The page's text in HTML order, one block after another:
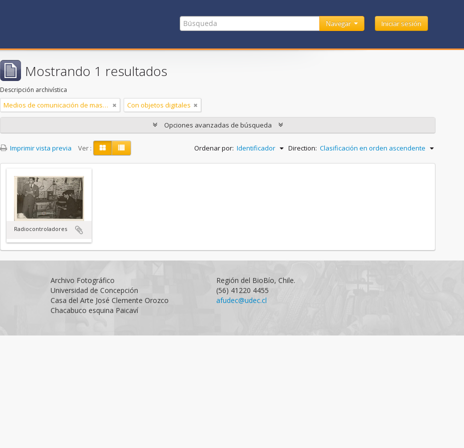
Iniciar sesión
Navegar
Mostrando 1 resultados
Descripción archivística
Medios de comunicación de masas Con objetos digitales
Opciones avanzadas de búsqueda
Imprimir vista previa Ver : Ordenar por: Identificador Direction: Clasificación en orden ascendente
Radiocontroladores
Archivo Fotográfico
Universidad de Concepción
Casa del Arte José Clemente Orozco
Chacabuco esquina Paicaví
Región del BioBío, Chile.
(56) 41220 4455
afudec@udec.cl